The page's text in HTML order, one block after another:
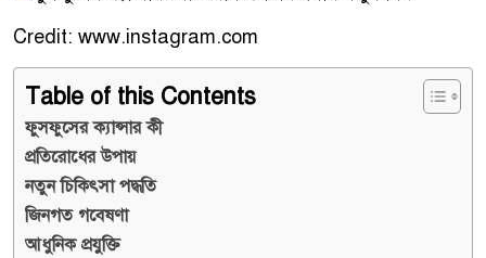
Credit: www.instagram.com
Table of this Contents
ফুসফুসের ক্যান্সার কী
প্রতিরোধের উপায়
নতুন চিকিৎসা পদ্ধতি
জিনগত গবেষণা
আধুনিক প্রযুক্তি